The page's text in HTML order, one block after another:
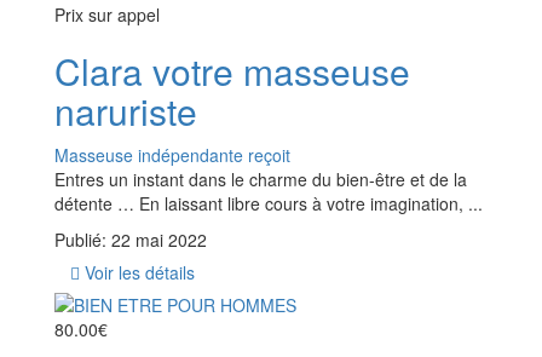
Prix ​​sur appel
Clara votre masseuse
naruriste
Masseuse indépendante reçoit
Entres un instant dans le charme du bien-être et de la
détente … En laissant libre cours à votre imagination, ...
Publié: 22 mai 2022
Voir les détails
80.00€